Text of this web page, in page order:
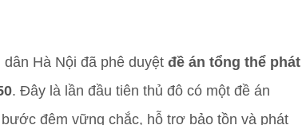
Hà Nội đã phê duyệt đề án tổng thể phát
. Đây là lần đầu tiên thủ đô có một đề án
đệm vững chắc, hỗ trợ bảo tồn và phát